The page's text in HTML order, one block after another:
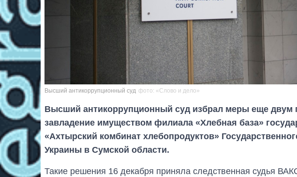
Высший антикоррупционный суд фото: «Слово и дело»
Высший антикоррупционный суд избрал меры еще двум
завладение имуществом филиала «Хлебная база»
«Ахтырский комбинат хлебопродуктов»
Украины в Сумской области.
Такие решения 16 декабря приняла следственная судья